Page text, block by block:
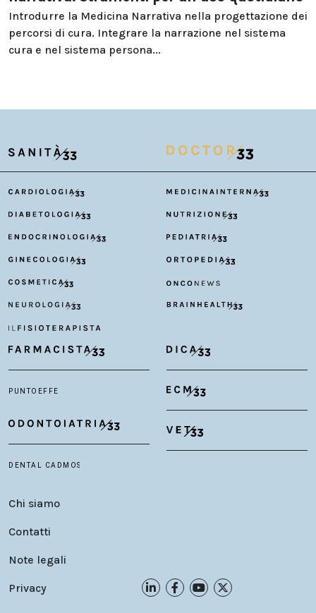
Introdurre la Medicina Narrativa nella progettazione dei
percorsi di cura. Integrare la narrazione nel sistema
cura e nel sistema persona...
Chi siamo
Contatti
Note legali
Privacy